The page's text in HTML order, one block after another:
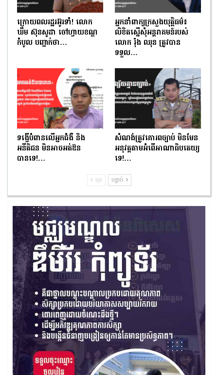
ក្រោយពលរដ្ឋរអ៊ូរទាំ! លោក
ឃឹម ស៊ុនសូដា ចៅហ្វាយខណ្ឌ
កំបូល បញ្ជាក់ថា…
អ្នកនាំពាក្យក្រសួងយុត្តិធម៌៖
លិខិតស្នើសុំអន្តរាគមន៍របស់
លោក រ៉ុង ឈុន ត្រូវបាន
ទទួល…
ទង្វើបំពានលើអ្នកជំងឺ និង
អនីតិជន មិនអាចអត់ឱន
បានទេ!…
សំណង់ត្រូវគោរពច្បាប់ មិនមែន
អនុវត្តតាមអំពើអាណាធិបតេយ្យ
ទេ!…
មុន បន្ទាប់